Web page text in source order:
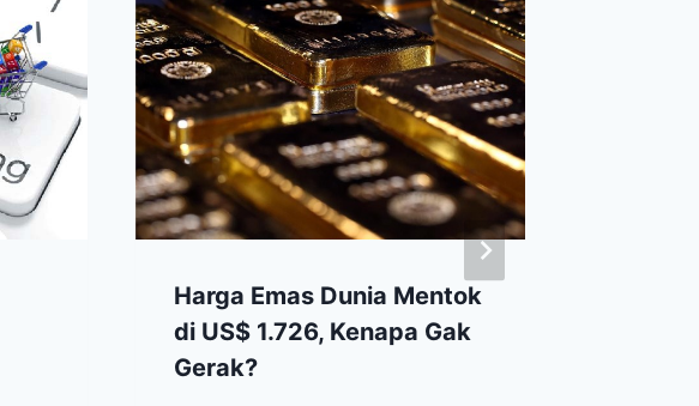
Harga Emas Dunia Mentok
di US$ 1.726, Kenapa Gak
Gerak?